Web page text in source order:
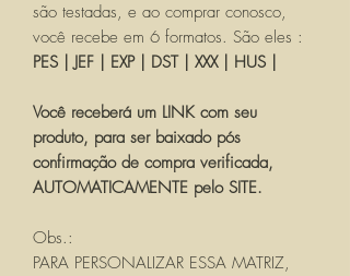
são testadas, e ao comprar conosco,
você recebe em 6 formatos. São eles :
PES | JEF | EXP | DST | XXX | HUS |
Você receberá um LINK com seu
produto, para ser baixado pós
confirmação de compra verificada,
AUTOMATICAMENTE pelo SITE.
Obs.:
PARA PERSONALIZAR ESSA MATRIZ,